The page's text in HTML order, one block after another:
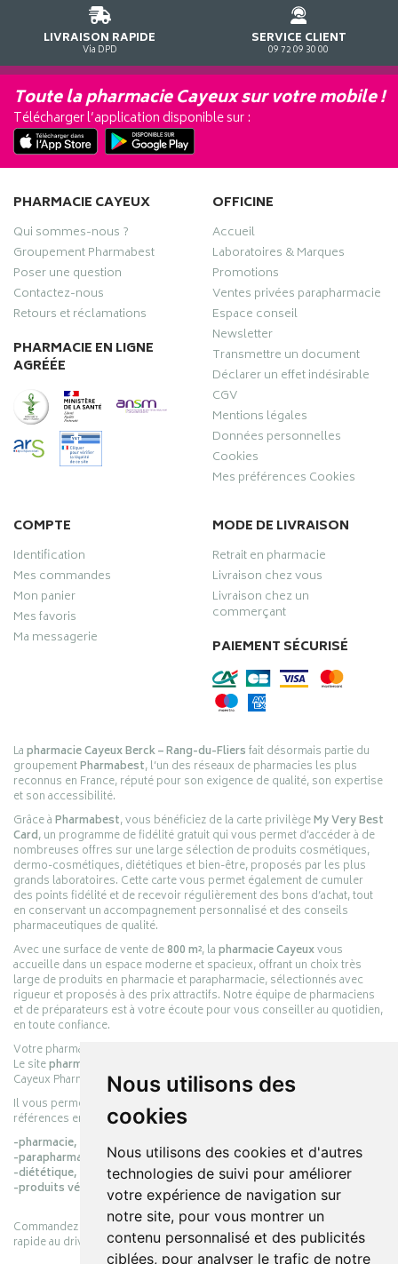
Nous utilisons des
cookies
Nous utilisons des cookies et d'autres
technologies de suivi pour améliorer
votre expérience de navigation sur
notre site, pour vous montrer un
contenu personnalisé et des publicités
ciblées, pour analyser le trafic de notre
LIVRAISON RAPIDE
Via DPD
SERVICE CLIENT
09 72 09 30 00
Toute la pharmacie Cayeux sur votre mobile !
Télécharger l’application disponible sur :
PHARMACIE CAYEUX
Qui sommes-nous ?
Groupement Pharmabest
Poser une question
Contactez-nous
Retours et réclamations
PHARMACIE EN LIGNE
AGRÉÉE
OFFICINE
Accueil
Laboratoires & Marques
Promotions
Ventes privées parapharmacie
Espace conseil
Newsletter
Transmettre un document
Déclarer un effet indésirable
CGV
Mentions légales
Données personnelles
Cookies
Mes préférences Cookies
COMPTE
Identification
Mes commandes
Mon panier
Mes favoris
Ma messagerie
MODE DE LIVRAISON
Retrait en pharmacie
Livraison chez vous
Livraison chez un
commerçant
PAIEMENT SÉCURISÉ
Lapharmacie Cayeux Berck – Rang-du-Fliersfait désormais partie du
groupementPharmabest, l’un des réseaux de pharmacies les plus
reconnus en France, réputé pour son exigence de qualité, son expertise
et son accessibilité.
Grâce àPharmabest, vous bénéficiez de la carte privilègeMy Very Best
Card, un programme de fidélité gratuit qui vous permet d’accéder à de
nombreuses offres sur une large sélection de produits cosmétiques,
dermo-cosmétiques, diététiques et bien-être, proposés par les plus
grands laboratoires. Cette carte vous permet également de cumuler
des points fidélité et de recevoir régulièrement des bons d’achat, tout
en conservant un accompagnement personnalisé et des conseils
pharmaceutiques de qualité.
Avec une surface de vente de800 m², lapharmacie Cayeuxvous
accueille dans un espace moderne et spacieux, offrant un choix très
large de produits en pharmacie et parapharmacie, sélectionnés avec
rigueur et proposés à des prix attractifs. Notre équipe de pharmaciens
et de préparateurs est à votre écoute pour vous conseiller au quotidien,
en toute confiance.
Votre pharmacie en ligne :
Le sitepharmacie-cayeux.fr
Cayeux Pharmabest Berck-sur-Mer – Rang-du-Fliers.
Il vous permet de réaliser vos achats en ligne parmi des milliers de
références en :
-pharmacie,
-parapharmacie,
-diététique,
-produits vétérinaires.
Commandez simplement vos produits en ligne et choisissez le retrait
rapide au drive ou la livraison à domicile, en toute simplicité.